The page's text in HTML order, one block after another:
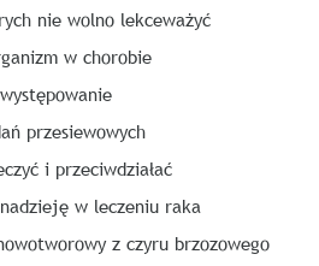
nie wolno lekceważyć
w chorobie
przesiewowych
i przeciwdziałać
w leczeniu raka
z czyru brzozowego